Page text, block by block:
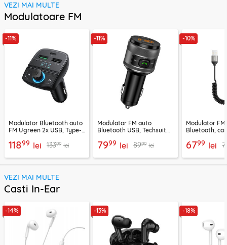
VEZI MAI MULTE
Modulatoare FM
-11%
Modulator Bluetooth auto
FM Ugreen 2x USB, Type-
11899 lei 13399 lei
-11%
Modulator FM auto
Bluetooth USB, Techsuit
7999 lei 8999 lei
-10%
Modulator
Bluetooth,
6799 lei
VEZI MAI MULTE
Casti In-Ear
-14% -13% -18%